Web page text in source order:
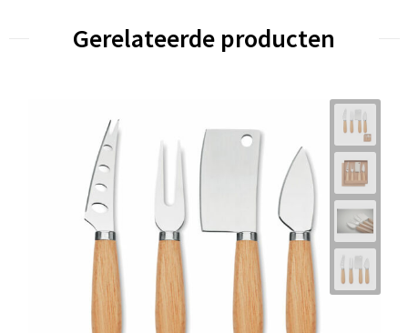
Gerelateerde producten